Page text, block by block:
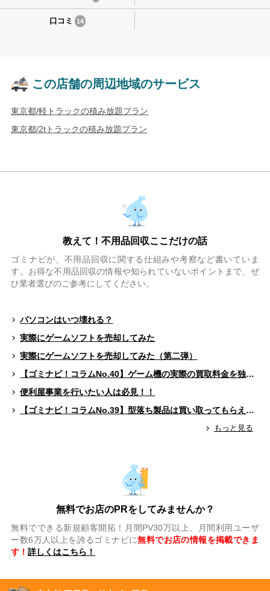
口コミ 14
この店舗の周辺地域のサービス
東京都/軽トラックの積み放題プラン
東京都/2tトラックの積み放題プラン
教えて！不用品回収ここだけの話
ゴミナビが、不用品回収に関する仕組みや考察など書いていま
す。お得な不用品回収の情報や知られていないポイントまで、ぜ
ひ業者選びのご参考にしてください。
パソコンはいつ壊れる？
実際にゲームソフトを売却してみた
実際にゲームソフトを売却してみた（第二弾）
【ゴミナビ！コラムNo.40】ゲーム機の実際の買取料金を独自調査！！
便利屋事業を行いたい人は必見！！
【ゴミナビ！コラムNo.39】型落ち製品は買い取ってもらえる？（ゲームソフト編）
もっと見る
無料でお店のPRをしてみませんか？
無料でできる新規顧客開拓！月間PV30万以上、月間利用ユーザ
ー数6万人以上を誇るゴミナビに無料でお店の情報を掲載できま
す！詳しくはこちら！